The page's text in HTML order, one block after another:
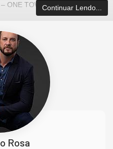
ONE TOWER é um projeto
sentidos. a torre está entre os
com uma ampla área
vista fascinante para o mar.
e é tolerado em todas as
valorizada Barra Sul de
FG conta com sete
estrutura de lazer localizada
para o mar que pode ser
Continuar Lendo...
Rosa